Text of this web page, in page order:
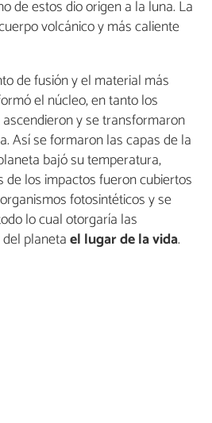
de estos dio origen a la luna. La
volcánico y más caliente
de fusión y el material más
el núcleo, en tanto los
y se transformaron
Así se formaron las capas de la
bajó su temperatura,
los impactos fueron cubiertos
fotosintéticos y se
lo cual otorgaría las
planetael lugar de la vida.